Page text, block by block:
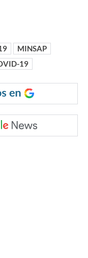
MINSAP
19